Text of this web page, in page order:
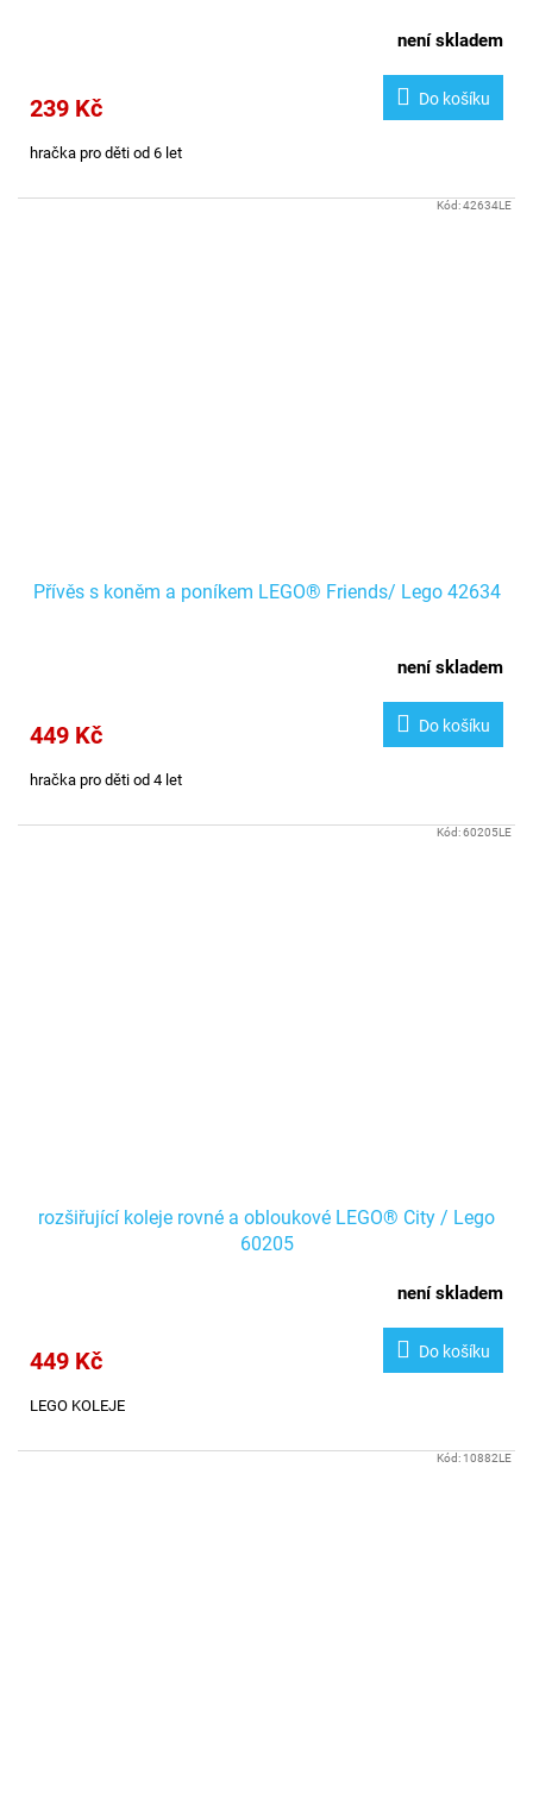
není skladem
239 Kč Do košíku
hračka pro děti od 6 let
Přívěs s koněm a poníkem LEGO® Friends/ Lego 42634
není skladem
449 Kč Do košíku
hračka pro děti od 4 let
Kód:42634LE
rozšiřující koleje rovné a obloukové LEGO® City / Lego
60205
není skladem
449 Kč Do košíku
LEGO KOLEJE
Kód:60205LE
Kód: 10882LE